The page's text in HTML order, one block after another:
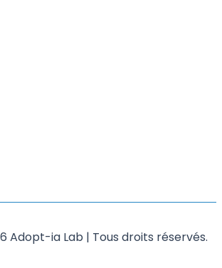
Adopt-ia Lab | Tous droits réservés.